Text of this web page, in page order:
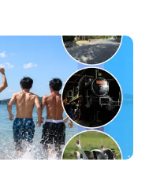
ならではの豊かな文化
とお伝えします。日
なとこ
申し込み：https://c-
「はじめての一人旅だ
」そんな保護者様の不安
ッフが直接お答えしま
ひご自宅からリラックス
ずご確認ください・参加
いただく前に、「お申し
ります。ご確認くださ
旅に出発しませんか？体
（予定）＜1日目＞
ワーク」「高校生企画①-
とりの歴史・文化を知
ヌ文化博物館でアイヌ文
クティビティ「1日を振
AM）「平取高校見学・
-在校生との対話「高
がら町を知ろう！（PM）
」 -平取特産の「びらと
（たいきちょう）。西に
東は太平洋に面した自然
業、林業が盛んであると
宇宙産業の誘致を進める
ど大きな山々が連なる
！牛たちがのんびりと過
本一の清流に選ばれたこ
の地域では見ることので
業が交差する瞬間を肌で
継がれる 「フロンティア
リッツ（開拓者精神）」